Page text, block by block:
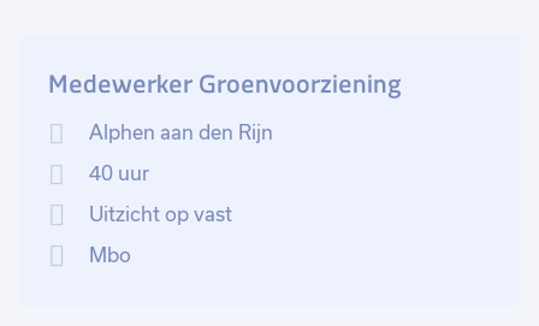
Medewerker Groenvoorziening
Alphen aan den Rijn
40 uur
Uitzicht op vast
Mbo